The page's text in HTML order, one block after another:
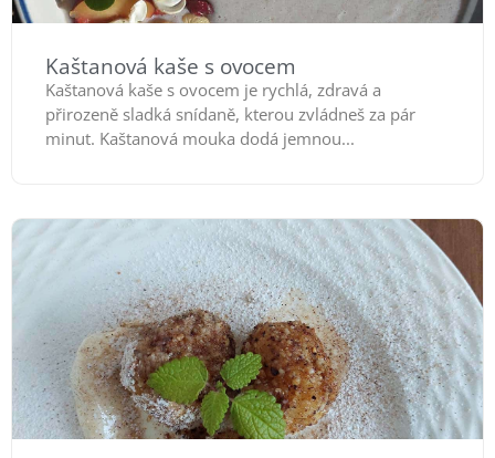
Kaštanová kaše s ovocem
Kaštanová kaše s ovocem je rychlá, zdravá a
přirozeně sladká snídaně, kterou zvládneš za pár
minut. Kaštanová mouka dodá jemnou...